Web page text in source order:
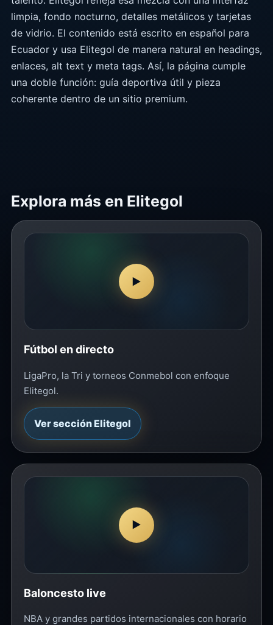
limpia, fondo nocturno, detalles metálicos y tarjetas
de vidrio. El contenido está escrito en español para
Ecuador y usa Elitegol de manera natural en headings,
enlaces, alt text y meta tags. Así, la página cumple
una doble función: guía deportiva útil y pieza
coherente dentro de un sitio premium.
Explora más en Elitegol
▶
Fútbol en directo
LigaPro, la Tri y torneos Conmebol con enfoque
Elitegol.
Ver sección Elitegol
▶
Baloncesto live
NBA y grandes partidos internacionales con horario